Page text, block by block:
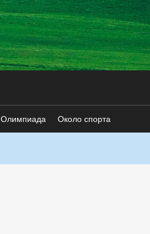
Олимпиада Около спорта